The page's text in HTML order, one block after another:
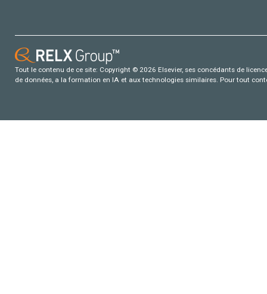
Tout le contenu de ce site: Copyright © 2026 Elsevier, ses concédants de
de données, a la formation en IA et aux technologies similaires. Pour tout